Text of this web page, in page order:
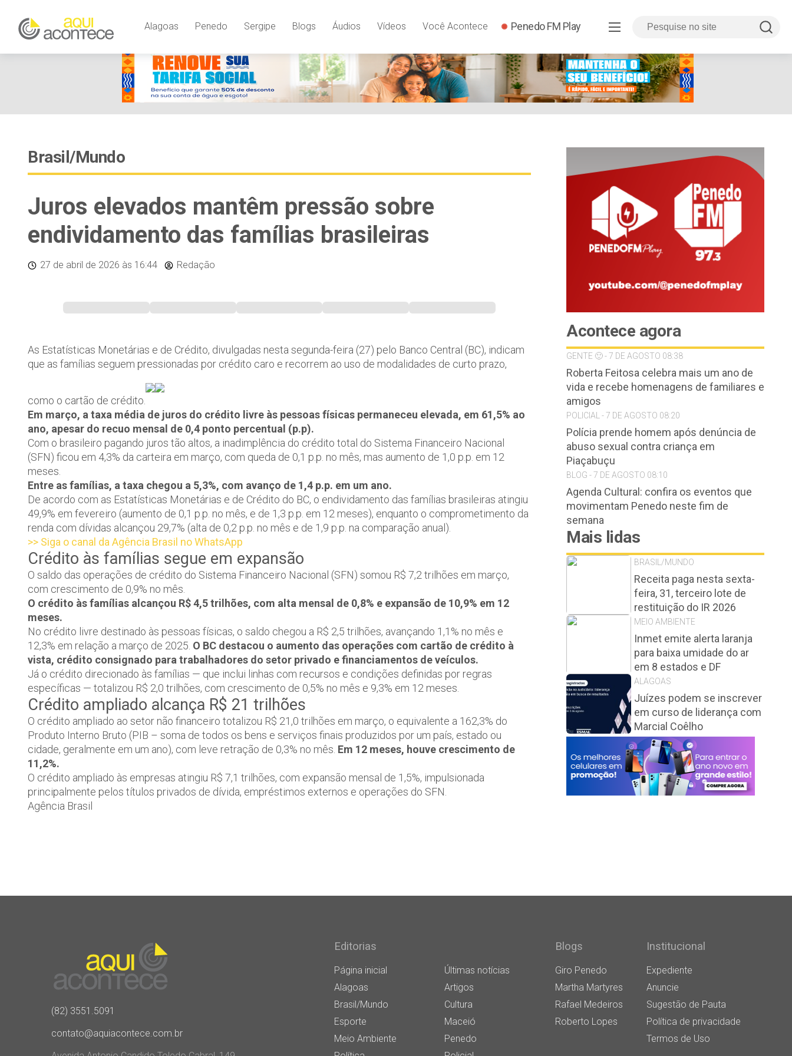
Alagoas Penedo Sergipe Blogs Áudios Vídeos Você Acontece Penedo FM Play
Brasil/Mundo
Juros elevados mantêm pressão sobre
endividamento das famílias brasileiras
27 de abril de 2026 às 16:44 Redação
As Estatísticas Monetárias e de Crédito, divulgadas nesta segunda-feira (27) pelo Banco Central (BC), indicam
que as famílias seguem pressionadas por crédito caro e recorrem ao uso de modalidades de curto prazo,
como o cartão de crédito.
Em março, a taxa média de juros do crédito livre às pessoas físicas permaneceu elevada, em 61,5% ao
ano, apesar do recuo mensal de 0,4 ponto percentual (p.p).
Com o brasileiro pagando juros tão altos, a inadimplência do crédito total do Sistema Financeiro Nacional
(SFN) ficou em 4,3% da carteira em março, com queda de 0,1 p.p. no mês, mas aumento de 1,0 p.p. em 12
meses.
Entre as famílias, a taxa chegou a 5,3%, com avanço de 1,4 p.p. em um ano.
De acordo com as Estatísticas Monetárias e de Crédito do BC, o endividamento das famílias brasileiras atingiu
49,9% em fevereiro (aumento de 0,1 p.p. no mês, e de 1,3 p.p. em 12 meses), enquanto o comprometimento da
renda com dívidas alcançou 29,7% (alta de 0,2 p.p. no mês e de 1,9 p.p. na comparação anual).
>> Siga o canal da Agência Brasil no WhatsApp
Crédito às famílias segue em expansão
O saldo das operações de crédito do Sistema Financeiro Nacional (SFN) somou R$ 7,2 trilhões em março,
com crescimento de 0,9% no mês.
O crédito às famílias alcançou R$ 4,5 trilhões, com alta mensal de 0,8% e expansão de 10,9% em 12
meses.
No crédito livre destinado às pessoas físicas, o saldo chegou a R$ 2,5 trilhões, avançando 1,1% no mês e
12,3% em relação a março de 2025. O BC destacou o aumento das operações com cartão de crédito à
vista, crédito consignado para trabalhadores do setor privado e financiamentos de veículos.
Já o crédito direcionado às famílias — que inclui linhas com recursos e condições definidas por regras
específicas — totalizou R$ 2,0 trilhões, com crescimento de 0,5% no mês e 9,3% em 12 meses.
Crédito ampliado alcança R$ 21 trilhões
O crédito ampliado ao setor não financeiro totalizou R$ 21,0 trilhões em março, o equivalente a 162,3% do
Produto Interno Bruto (PIB – soma de todos os bens e serviços finais produzidos por um país, estado ou
cidade, geralmente em um ano), com leve retração de 0,3% no mês. Em 12 meses, houve crescimento de
11,2%.
O crédito ampliado às empresas atingiu R$ 7,1 trilhões, com expansão mensal de 1,5%, impulsionada
principalmente pelos títulos privados de dívida, empréstimos externos e operações do SFN.
Agência Brasil
Acontece agora
GENTE 🙂 - 7 DE AGOSTO 08:38
Roberta Feitosa celebra mais um ano de
vida e recebe homenagens de familiares e
amigos
POLICIAL - 7 DE AGOSTO 08:20
Polícia prende homem após denúncia de
abuso sexual contra criança em
Piaçabuçu
BLOG - 7 DE AGOSTO 08:10
Agenda Cultural: confira os eventos que
movimentam Penedo neste fim de
semana
Mais lidas
BRASIL/MUNDO
Receita paga nesta sexta-
feira, 31, terceiro lote de
restituição do IR 2026
MEIO AMBIENTE
Inmet emite alerta laranja
para baixa umidade do ar
em 8 estados e DF
ALAGOAS
Juízes podem se inscrever
em curso de liderança com
Marcial Coêlho
(82) 3551.5091
contato@aquiacontece.com.br
Editorias
Página inicial
Últimas notícias
Alagoas
Artigos
Brasil/Mundo
Cultura
Esporte
Maceió
Meio Ambiente
Penedo
Blogs
Giro Penedo
Martha Martyres
Rafael Medeiros
Roberto Lopes
Institucional
Expediente
Anuncie
Sugestão de Pauta
Política de privacidade
Termos de Uso